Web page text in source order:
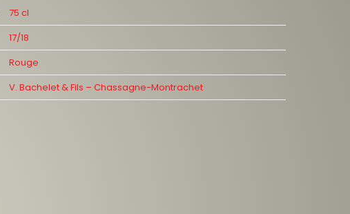
75 cl
17/18
Rouge
V. Bachelet & Fils – Chassagne-Montrachet